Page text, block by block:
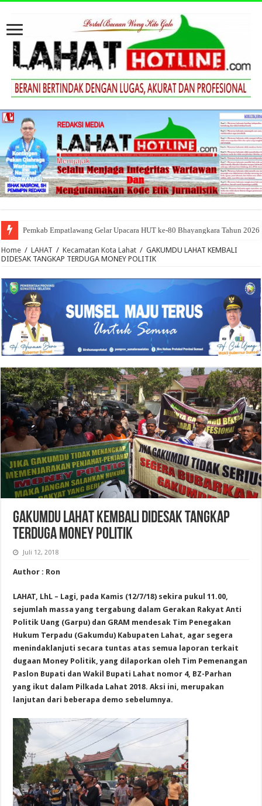
Panaskan Mesin Partai, DPW PAN Sumsel Gelar Rakerwil Sumsel 1 di
Home / LAHAT / Kecamatan Kota Lahat / GAKUMDU LAHAT KEMBALI
DIDESAK TANGKAP TERDUGA MONEY POLITIK
GAKUMDU LAHAT KEMBALI DIDESAK TANGKAP
TERDUGA MONEY POLITIK
Juli 12, 2018
Author : Ron
LAHAT, LhL – Lagi, pada Kamis (12/7/18) sekira pukul 11.00,
sejumlah massa yang tergabung dalam Gerakan Rakyat Anti
Politik Uang (Garpu) dan GRAM mendesak Tim Penegakan
Hukum Terpadu (Gakumdu) Kabupaten Lahat, agar segera
menindaklanjuti secara tuntas atas semua laporan terkait
dugaan Money Politik, yang dilaporkan oleh Tim Pemenangan
Paslon Bupati dan Wakil Bupati Lahat nomor 4, BZ-Parhan
yang ikut dalam Pilkada Lahat 2018. Aksi ini, merupakan
lanjutan dari beberapa demo sebelumnya.